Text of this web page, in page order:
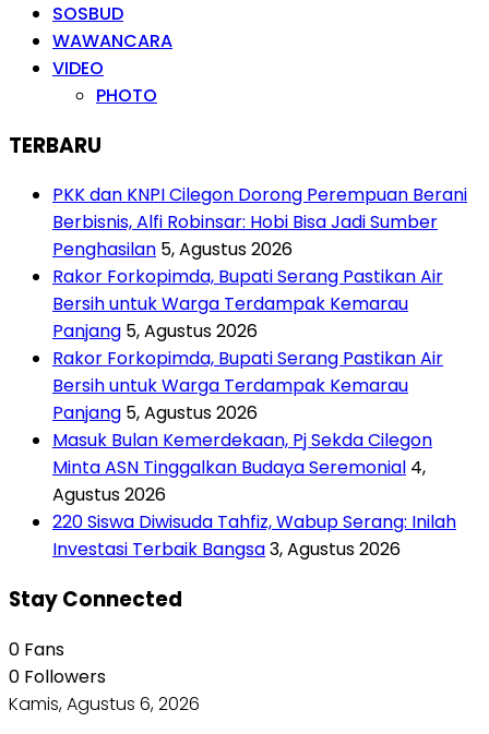
SOSBUD
WAWANCARA
VIDEO
PHOTO
TERBARU
PKK dan KNPI Cilegon Dorong Perempuan Berani
Berbisnis, Alfi Robinsar: Hobi Bisa Jadi Sumber
Penghasilan 5, Agustus 2026
Rakor Forkopimda, Bupati Serang Pastikan Air
Bersih untuk Warga Terdampak Kemarau
Panjang 5, Agustus 2026
Rakor Forkopimda, Bupati Serang Pastikan Air
Bersih untuk Warga Terdampak Kemarau
Panjang 5, Agustus 2026
Masuk Bulan Kemerdekaan, Pj Sekda Cilegon
Minta ASN Tinggalkan Budaya Seremonial 4,
Agustus 2026
220 Siswa Diwisuda Tahfiz, Wabup Serang: Inilah
Investasi Terbaik Bangsa3, Agustus 2026
Stay Connected
0 Fans
0 Followers
Kamis, Agustus 6, 2026